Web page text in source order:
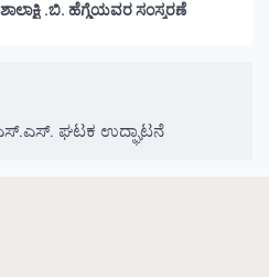
.ಬಿ. ಹೆಗ್ಡೆಯವರ ಸಂಸ್ಮರಣೆ
ಘಟಕ ಉದ್ಘಾಟನೆ